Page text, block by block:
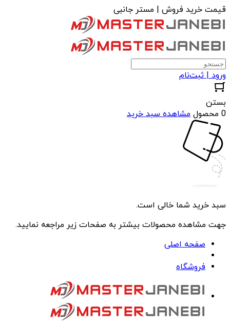
قیمت خرید فروش | مستر جانبی
ورود | ثبت‌نام
بستن
0 محصول
مشاهده سبد خرید
سبد خرید شما خالی است.
جهت مشاهده محصولات بیشتر به صفحات زیر مراجعه نمایید.
صفحه اصلی
فروشگاه